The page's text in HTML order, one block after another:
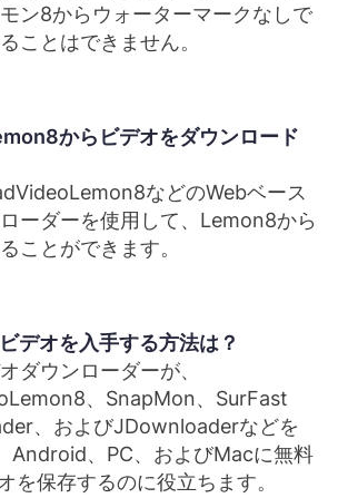
ン8からウォーターマークなしで
ことはできません。
からビデオをダウンロード
などのWebベース
ーダーを使用して、Lemon8から
ことができます。
デオを入手する方法は？
ダウンローダーが、
、SnapMon、SurFast
、およびJDownloaderなどを
Android、PC、およびMacに無料
を保存するのに役立ちます。